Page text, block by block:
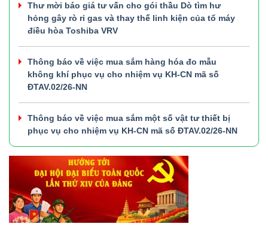
Thư mời báo giá tư vấn cho gói thầu Dò tìm hư
hỏng gây rò rỉ gas và thay thế linh kiện của tổ máy
điều hòa Toshiba VRV
Thông báo về việc mua sắm hàng hóa đo mẫu
không khí phục vụ cho nhiệm vụ KH-CN mã số
ĐTAV.02/26-NN
Thông báo về việc mua sắm một số vật tư thiết bị
phục vụ cho nhiệm vụ KH-CN mã số ĐTAV.02/26-NN